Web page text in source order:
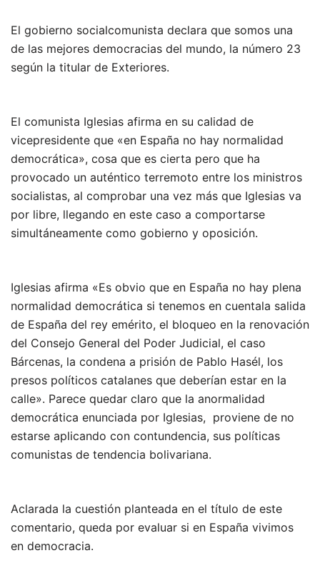
El gobierno socialcomunista declara que somos una
de las mejores democracias del mundo, la número 23
según la titular de Exteriores.
El comunista Iglesias afirma en su calidad de
vicepresidente que «en España no hay normalidad
democrática», cosa que es cierta pero que ha
provocado un auténtico terremoto entre los ministros
socialistas, al comprobar una vez más que Iglesias va
por libre, llegando en este caso a comportarse
simultáneamente como gobierno y oposición.
Iglesias afirma «Es obvio que en España no hay plena
normalidad democrática si tenemos en cuentala salida
de España del rey emérito, el bloqueo en la renovación
del Consejo General del Poder Judicial, el caso
Bárcenas, la condena a prisión de Pablo Hasél, los
presos políticos catalanes que deberían estar en la
calle». Parece quedar claro que la anormalidad
democrática enunciada por Iglesias, proviene de no
estarse aplicando con contundencia, sus políticas
comunistas de tendencia bolivariana.
Aclarada la cuestión planteada en el título de este
comentario, queda por evaluar si en España vivimos
en democracia.